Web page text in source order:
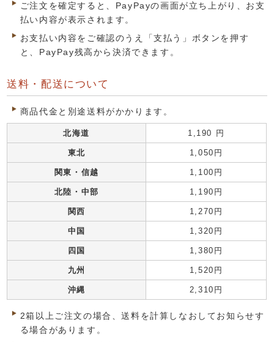
ご注文を確定すると、PayPayの画面が立ち上がり、お支
払い内容が表示されます。
お支払い内容をご確認のうえ「支払う」ボタンを押す
と、PayPay残高から決済できます。
送料・配送について
商品代金と別途送料がかかります。
北海道 1,190 円
東北 1,050円
関東・信越 1,100円
北陸・中部 1,190円
関西 1,270円
中国 1,320円
四国 1,380円
九州 1,520円
沖縄 2,310円
2箱以上ご注文の場合、送料を計算しなおしてお知らせす
る場合があります。